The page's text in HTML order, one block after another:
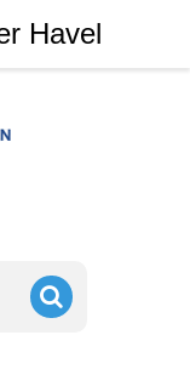
Havel